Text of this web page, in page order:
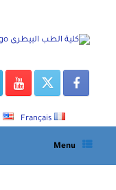
Français
Menu